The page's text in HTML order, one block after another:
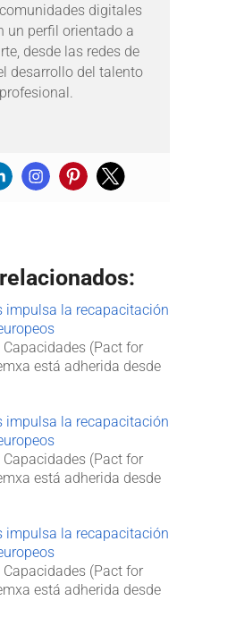
digitales
un perfil orientado a
desde las redes de
desarrollo del talento
profesional.
impulsa la recapacitación
(Pact for
está adherida desde
impulsa la recapacitación
(Pact for
está adherida desde
impulsa la recapacitación
(Pact for
está adherida desde